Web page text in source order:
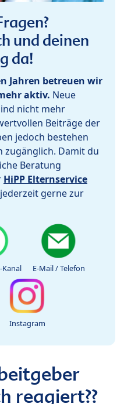
und deinen
da!
Jahren betreuen wir
aktiv. Neue
nicht mehr
Beiträge der
jedoch bestehen
Damit du
Beratung
HiPP Elternservice
gerne zur
E-Mail / Telefon
Instagram
reagiert??